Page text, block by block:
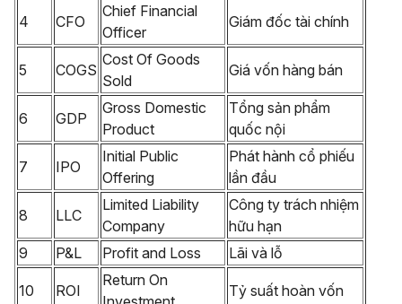
4 CFO
Chief Financial
Officer
Giám đốc tài chính
5 COGS
Cost Of Goods
Sold
Giá vốn hàng bán
6 GDP
Gross Domestic
Product
Tổng sản phẩm
quốc nội
7 IPO
Initial Public
Offering
Phát hành cổ phiếu
lần đầu
8 LLC
Limited Liability
Company
Công ty trách nhiệm
hữu hạn
9
P&L Profit and Loss Lãi và lỗ
10 ROI
Return On
Tỷ suất hoàn vốn